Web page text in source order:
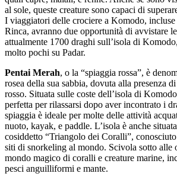
al sole, queste creature sono capaci di
I viaggiatori delle crociere a Komodo,
Rinca, avranno due opportunità di avvistare
attualmente 1700 draghi sull’isola di
molto pochi su Padar.
Pentai Merah, o la “spiaggia rossa”, è
rosea della sua sabbia, dovuta alla presenza
rosso. Situata sulle coste dell’isola di
perfetta per rilassarsi dopo aver incontrato i
spiaggia è ideale per molte delle attività
nuoto, kayak, e paddle. L’isola è anche
cosiddetto “Triangolo dei Coralli”,
siti di snorkeling al mondo. Scivola sotto alle
mondo magico di coralli e creature marine,
pesci anguilliformi e mante.